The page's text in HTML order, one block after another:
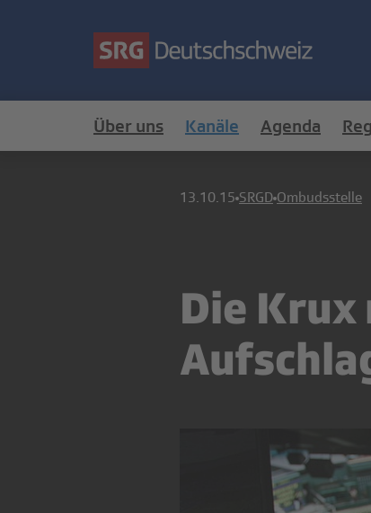
Über uns Kanäle Agenda
13.10.15 SRGD Ombudsstelle
Die